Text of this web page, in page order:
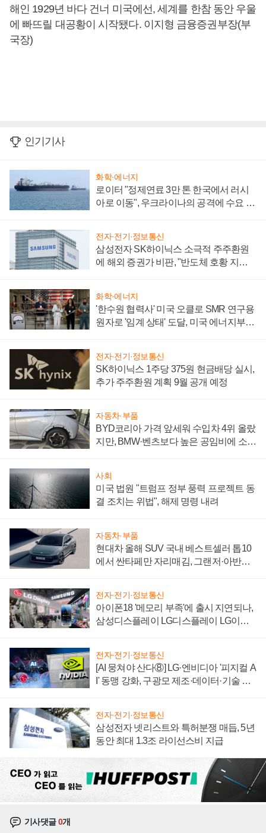
해인 1929년 바다 건너 미국에선, 세계를 한참 동안 우울
에 빠뜨릴 대공황이 시작됐다. 이지형 금융증권부장(부
국장)
인기기사
화학·에너지
로이터 "정제연료 3만 톤 한국에서 러시
아로 이동", 우크라이나의 공격에 수요 늘
전자·전기·정보통신
삼성전자 SK하이닉스 소극적 주주환원
에 해외 증권가 비판, "반도체 호황 지속
화학·에너지
'한수원 협력사' 미국 오클로 SMR 연구용
원자로 '임계 상태' 도달, 미국 에너지부
전자·전기·정보통신
SK하이닉스 1주당 375원 현금배당 실시,
추가 주주환원 계획 9월 공개 예정
자동차·부품
BYD코리아 가격 앞세워 수입차 4위 올랐
지만, BMW·벤츠보다 높은 공임비에 소비
사회
미국 법원 "트럼프 정부 풍력 프로젝트 동
결 조치는 위법", 해제 명령 내려
자동차·부품
현대차 올해 SUV 국내 베스트셀러 톱10
에서 싼타페만 자리매김, 그랜저·아반떼
전자·전기·정보통신
아이폰18 '메모리 부족'에 출시 지연되나,
삼성디스플레이 LG디스플레이 LG이노
전자·전기·정보통신
[AI 뭉쳐야 산다⑧] LG·엔비디아 '피지컬 A
I' 동맹 강화, 구광모 제조·데이터·기술 결
전자·전기·정보통신
삼성전자 넷리스트와 특허분쟁 매듭, 5년
동안 최대 1.3조 라이선스비 지급
기사댓글0개